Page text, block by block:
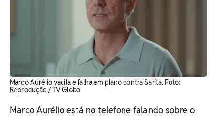
Marco Aurélio vacila e falha em plano contra Sarita. ​Foto:
Reprodução / TV Globo
Marco Aurélio está no telefone falando sobre o